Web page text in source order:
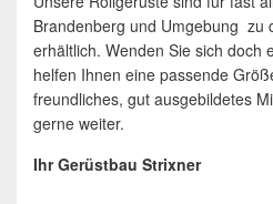
Brandenberg und Umgebung zu
erhältlich. Wenden Sie sich doch
helfen Ihnen eine passende
freundliches, gut ausgebildetes
gerne weiter.
Ihr Gerüstbau Strixner